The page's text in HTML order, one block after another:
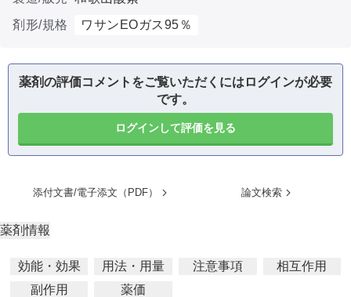
剤形/規格
ワサンEOガス95％
薬剤の評価コメントをご覧いただくにはログインが必要
です。
ログインして評価を見る
添付文書/電子添文（PDF） 論文検索
薬剤情報
効能・効果 用法・用量 注意事項
相互作用
副作用
薬価